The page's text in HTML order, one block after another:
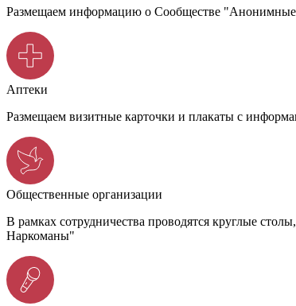
Размещаем информацию о Сообществе "Анонимные
Аптеки
Размещаем визитные карточки и плакаты с
Общественные организации
В рамках сотрудничества проводятся круглые
Наркоманы"